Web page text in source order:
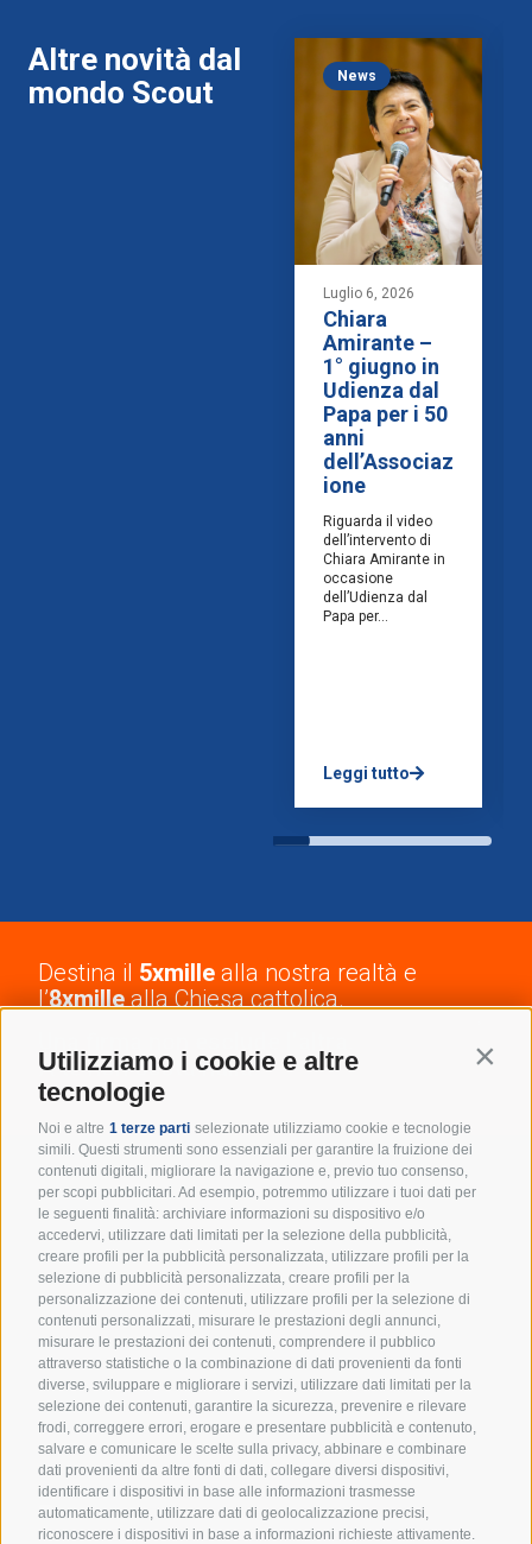
Utilizziamo i cookie e altre
tecnologie
Noi e altre 1 terze parti selezionate utilizziamo cookie e tecnologie
simili. Questi strumenti sono essenziali per garantire la fruizione dei
contenuti digitali, migliorare la navigazione e, previo tuo consenso,
per scopi pubblicitari. Ad esempio, potremmo utilizzare i tuoi dati per
le seguenti finalità: archiviare informazioni su dispositivo e/o
accedervi, utilizzare dati limitati per la selezione della pubblicità,
creare profili per la pubblicità personalizzata, utilizzare profili per la
selezione di pubblicità personalizzata, creare profili per la
personalizzazione dei contenuti, utilizzare profili per la selezione di
contenuti personalizzati, misurare le prestazioni degli annunci,
misurare le prestazioni dei contenuti, comprendere il pubblico
attraverso statistiche o la combinazione di dati provenienti da fonti
diverse, sviluppare e migliorare i servizi, utilizzare dati limitati per la
selezione dei contenuti, garantire la sicurezza, prevenire e rilevare
frodi, correggere errori, erogare e presentare pubblicità e contenuto,
salvare e comunicare le scelte sulla privacy, abbinare e combinare
dati provenienti da altre fonti di dati, collegare diversi dispositivi,
identificare i dispositivi in base alle informazioni trasmesse
automaticamente, utilizzare dati di geolocalizzazione precisi,
riconoscere i dispositivi in base a informazioni richieste attivamente.
Altre novità dal
mondo Scout
News
Luglio 6, 2026
Chiara
Amirante –
1° giugno in
Udienza dal
Papa per i 50
anni
dell’Associaz
ione
Riguarda il video
dell’intervento di
Chiara Amirante in
occasione
dell’Udienza dal
Papa per...
Leggi tutto
Destina il 5xmille alla nostra realtà e
l’8xmillealla Chiesa cattolica.
A te non costa nulla!
Resta in cammino con noi:
iscriviti alla newsletter!
Un appuntamento mensile per ricevere spunti
educativi, eventi e tutte le novità dal mondo degli
Scout d’Europa.
Accetto i termini e condizioni dellaPrivacy Policy